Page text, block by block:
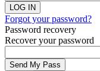
Forgot your password?
Password recovery
Recover your password